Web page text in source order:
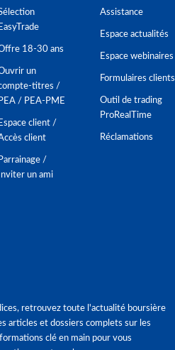
EasyTrade
18-30 ans
un
titres /
PEA / PEA-PME
Espace client /
client
Parrainage /
Inviter un ami
Assistance
Espace actualités
Espace webinaires
Formulaires clients
Outil de trading
ProRealTime
Réclamations
retrouvez toute l'actualité boursière
articles et dossiers complets sur les
clé en main pour vous